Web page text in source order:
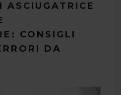
ASCIUGATRICE
CONSIGLI
DA